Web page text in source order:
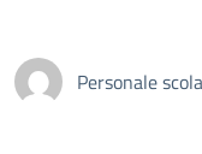
Personale